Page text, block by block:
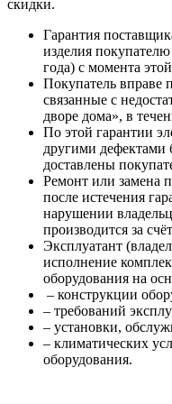
скидки.
Гарантия
изделия
года) с момента
Покупатель вправе
связанные с
дворе дома», в
По этой гарантии
другими дефектами
доставлены
Ремонт или замена
после истечения
нарушении
производится за
Эксплуатант
исполнение
оборудования на
– конструкции
– требований
– установки,
– климатических
оборудования.